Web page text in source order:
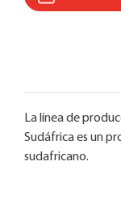
La línea de
Sudáfrica es un
sudafricano.